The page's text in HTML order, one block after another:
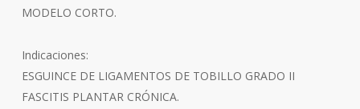
MODELO CORTO.
Indicaciones:
ESGUINCE DE LIGAMENTOS DE TOBILLO GRADO II
FASCITIS PLANTAR CRÓNICA.